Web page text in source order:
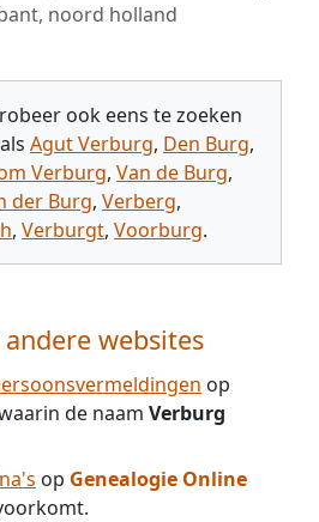
noord holland
ook eens te zoeken
Agut Verburg, Den Burg,
Verburg, Van de Burg,
der Burg, Verberg,
, Verburgt, Voorburg.
websites
op
de naam Verburg
op Genealogie Online